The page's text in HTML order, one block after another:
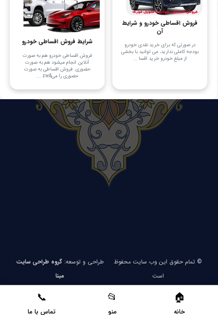
فروش اقساطی خودرو و شرایط
آن
در صورتی که برای خرید نقدی خودرو
بودجه کاملی ندارید، می‌ توانید با بخشی
از مبلغ خودرو خرید اقسا ...
شرایط فروش اقساطی خودرو
فروش اقساطی خودرو هم به صورت
آنلاین انجام میشود هم به صورت
حضوری. فروش اقساطی به صورت
حضوری را می&zw ...
خانه منو تماس با ما
© تمام حقوق این وب سایت محفوظ
است
طراحی و توسعه: گروه طراحی سایت
مبنا